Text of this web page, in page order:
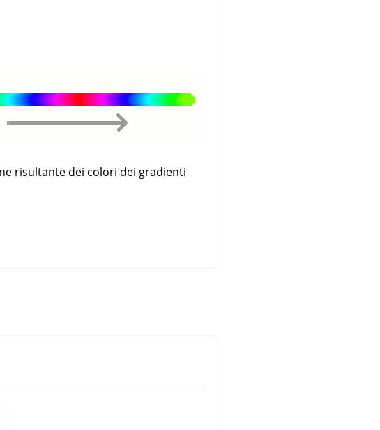
risultante dei colori dei gradienti